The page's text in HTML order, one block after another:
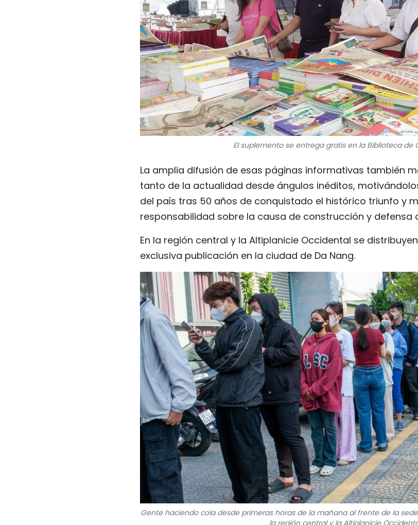
El suplemento se entrega gratis en la Biblioteca de
La amplia difusión de esas páginas informativas también
tanto de la actualidad desde ángulos inéditos,
del país tras 50 años de conquistado el histórico triunfo y
responsabilidad sobre la causa de construcción y defensa
En la región central y la Altiplanicie Occidental se
exclusiva publicación en la ciudad de Da Nang.
Gente haciendo cola desde primeras horas de la mañana al frente de la
la región central y la Altiplanicie